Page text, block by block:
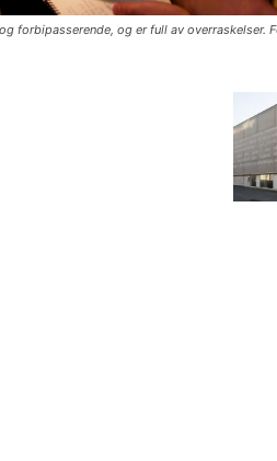
forbipasserende, og er full av overraskelser.